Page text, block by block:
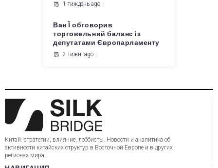
1 тиждень ago
Ван Ї обговорив
торговельний баланс із
депутатами Європарламенту
2 тижні ago
Китай: стратегии, влияние, лоббисты. Новости и аналитика об
активности китайских структур в Восточной Европе и в других
регионах мира.